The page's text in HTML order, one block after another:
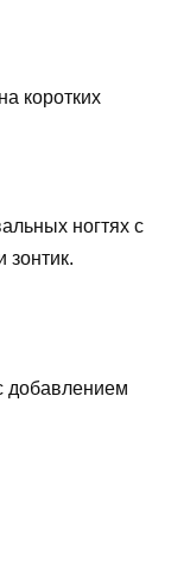
коротких
ногтях с
добавлением